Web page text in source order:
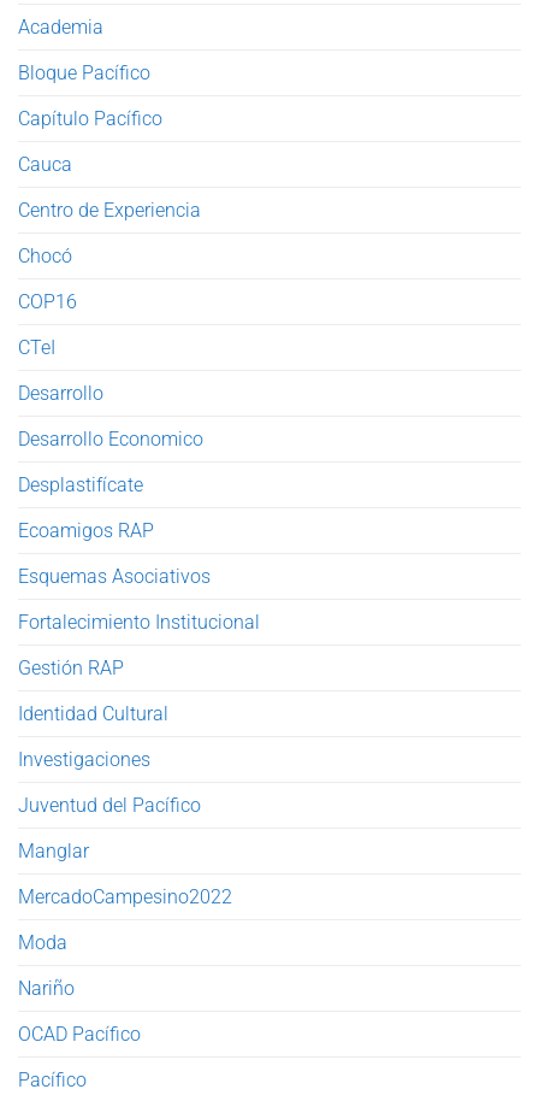
Academia
Bloque Pacífico
Capítulo Pacífico
Cauca
Centro de Experiencia
Chocó
COP16
CTeI
Desarrollo
Desarrollo Economico
Desplastifícate
Ecoamigos RAP
Esquemas Asociativos
Fortalecimiento Institucional
Gestión RAP
Identidad Cultural
Investigaciones
Juventud del Pacífico
Manglar
MercadoCampesino2022
Moda
Nariño
OCAD Pacífico
Pacífico